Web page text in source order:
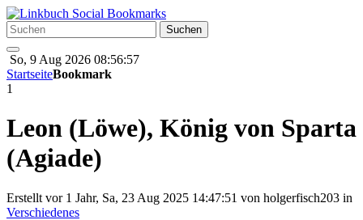
So, 9 Aug 2026 08:56:57
StartseiteBookmark
1
Leon (Löwe), König von Sparta
(Agiade)
Erstellt vor 1 Jahr, Sa, 23 Aug 2025 14:47:51 von holgerfisch203 in
Verschiedenes